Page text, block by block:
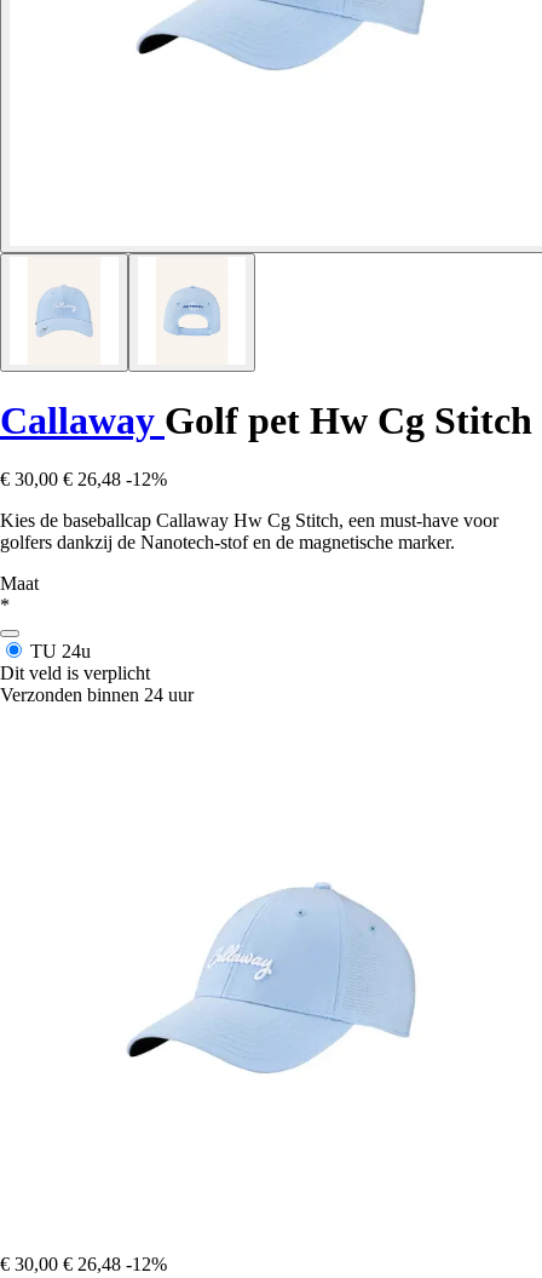
Callaway Golf pet Hw Cg Stitch
€ 30,00 € 26,48 -12%
Kies de baseballcap Callaway Hw Cg Stitch, een must-have voor
golfers dankzij de Nanotech-stof en de magnetische marker.
Maat
*
TU 24u
Dit veld is verplicht
Verzonden binnen 24 uur
€ 30,00 € 26,48 -12%